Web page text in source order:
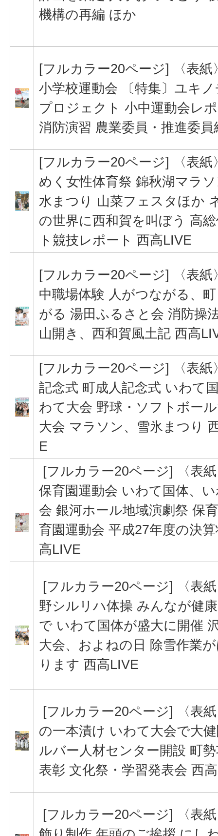
機構の再編 ほか
[フルカラー20ページ] 〈表紙
小学校運動会 〔特集〕ユキ
プロジェクト 小中運動会レ
消防演習 農業委員・推進委員
[フルカラー20ページ] 〈表紙
めく女性体育祭 錦秋湖マラ
水まつり 山菜フェスタほか
の世界に西和賀を叫ぼう 高
ト競技レポート 西高LIVE
[フルカラー20ページ] 〈表紙
中職場体験 人がつながる、
がる 湯田ふるさと会 消防操
山開き、西和賀風土記 西高
[フルカラー20ページ] 〈表紙
記念式 町成人記念式 いわて
わて大会 野球・ソフトボー
大会 マラソン、雪氷まつり
E
[フルカラー20ページ] 〈表
保育園運動会 いわて国体、
会 銀河ホール地域演劇祭 保
育園運動会 平成27年度の決
高LIVE
[フルカラー20ページ] 〈表
野シルリハ体操 みんなが健
で いわて国体が盛大に開催
大会、およねの日 除雪作業
ります 西高LIVE
[フルカラー20ページ] 〈表
の一本漬け いわて大会で大
ルバー人材センター開設 町
表彰 文化祭・学習発表会 西
[フルカラー20ページ] 〈表